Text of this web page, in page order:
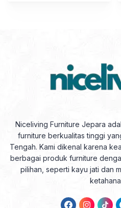
Niceliving Furniture Jepara
furniture berkualitas tinggi
Tengah. Kami dikenal karena
berbagai produk furniture
pilihan, seperti kayu jati dan